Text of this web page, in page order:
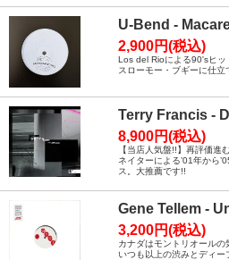
U-Bend -
2,900円(税込)
Los del Rioによる90'sヒ
スローモー・ブギーに仕立
Terry Francis -
8,900円(税込)
【当店人気盤!!】再評価進
ネイターによる’01年から
ス。大推薦です!!
Gene Tellem -
3,200円(税込)
カナダはモントリオールの
いつも以上の渋みとディー